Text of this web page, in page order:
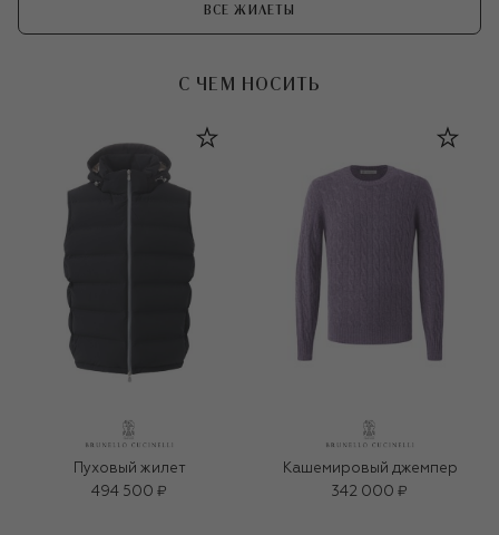
ВСЕ ЖИЛЕТЫ
С ЧЕМ НОСИТЬ
Пуховый жилет
494 500 ₽
Кашемировый джемпер
342 000 ₽